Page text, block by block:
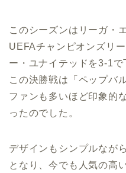
このシーズンはリーガ・
UEFAチャンピオンズリ
ー・ユナイテッドを3-1で
この決勝戦は「ペップバ
ファンも多いほど印象的
ったのでした。
デザインもシンプルなが
となり、今でも人気の高